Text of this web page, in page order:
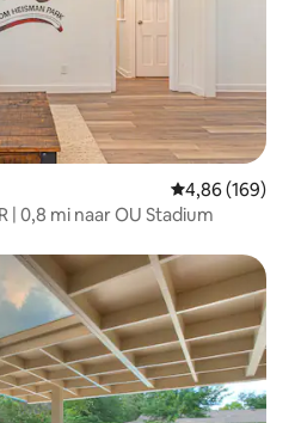
Gemiddelde
4,86 (169)
| 0,8 mi naar OU Stadium